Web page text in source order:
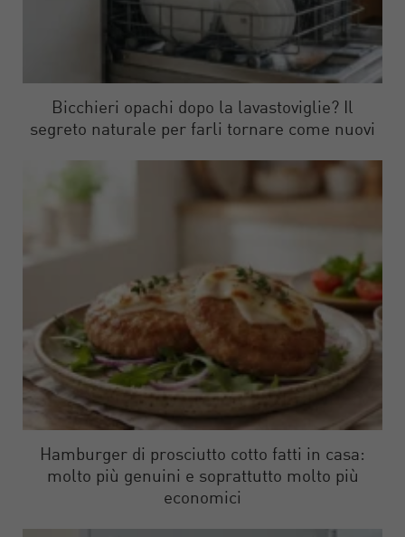
Bicchieri opachi dopo la lavastoviglie? Il
segreto naturale per farli tornare come nuovi
Hamburger di prosciutto cotto fatti in casa:
molto più genuini e soprattutto molto più
economici